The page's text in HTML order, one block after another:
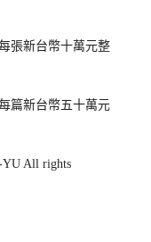
張新台幣十萬元整
篇新台幣五十萬元
All rights